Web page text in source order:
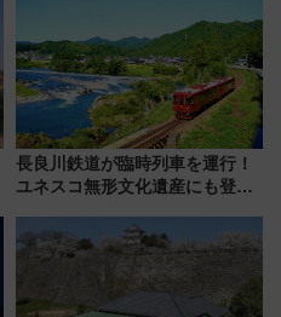
長良川鉄道が臨時列車を運行！
ユネスコ無形文化遺産にも登録
に 乗車には予約が必要